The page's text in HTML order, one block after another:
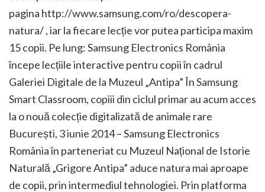
pagina http://www.samsung.com/ro/descopera-
natura/ , iar la fiecare lecție vor putea participa maxim
15 copii. Pe lung: Samsung Electronics România
începe lecțiile interactive pentru copii în cadrul
Galeriei Digitale de la Muzeul „Antipa” În Samsung
Smart Classroom, copiii din ciclul primar au acum acces
la o nouă colecție digitalizată de animale rare
București, 3 iunie 2014 – Samsung Electronics
România în parteneriat cu Muzeul Național de Istorie
Naturală „Grigore Antipa” aduce natura mai aproape
de copii, prin intermediul tehnologiei. Prin platforma